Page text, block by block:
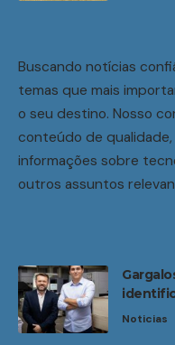
Buscando notícias
temas que mais
o seu destino. Nosso
conteúdo de qualidade,
informações sobre
outros assuntos
Noticias